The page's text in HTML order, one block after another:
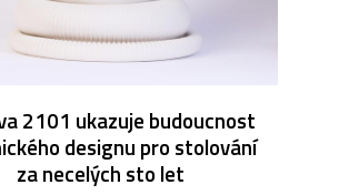
2101 ukazuje budoucnost
designu pro stolování
za necelých sto let